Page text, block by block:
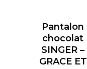
Pantalon
chocolat
SINGER –
GRACE ET